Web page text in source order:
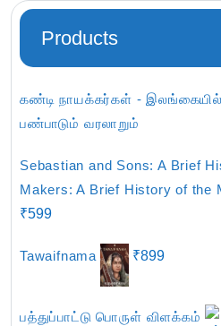
₹11,785.₹10,606.
Products
கண்டி நாயக்கர்கள் -
பண்பாடும் வரலாறும்
Sebastian and Sons: A Brief
Makers: A Brief History of the
₹599
Tawaifnama ₹899
பத்துப்பாட்டு பொருள் விளக்கம்